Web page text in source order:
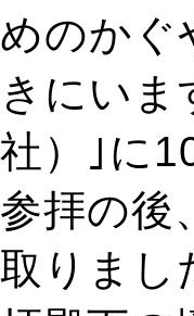
めのかぐ
きにい
社）｣に
参拝の後
取りまし